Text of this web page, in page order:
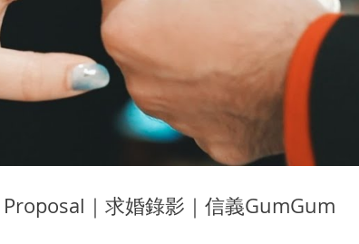
｜求婚錄影｜信義GumGum